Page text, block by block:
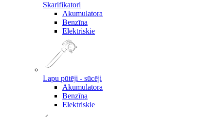
Skarifikatori
Akumulatora
Benzīna
Elektriskie
Lapu pūtēji - sūcēji
Akumulatora
Benzīna
Elektriskie